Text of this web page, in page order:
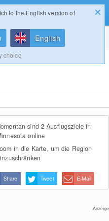
Magazin
sind 2 Ausflugsziele in
online
in die Karte, um die Region
Share Tweet E-Mail
Anzeige
Login
to the English version of
English
choice